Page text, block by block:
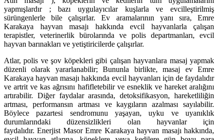
yapmışlardır ; bazı uygulayıcılar kuşlarla ve evcilleştirilmiş
sürüngenlerle bile çalışırlar. Ev aramalarının yanı sıra, Emre
Karakaya hayvan masajı hakkında evcil hayvanlarla çalışan
terapistler, veterinerlik bürolarında ve polis departmanları, evcil
hayvan barınakları ve yetiştiricilerde çalışırlar.
Atlar, polis ve şov köpekleri gibi çalışan hayvanlara masaj yapmak
düzenli olarak yararlanabilir; Bununla birlikte, masaj ev Emre
Karakaya hayvan masajı hakkında evcil hayvanları için de faydalıdır
ve artrit ve kas ağrısını hafifletebilir ve esneklik ve hareket aralığını
artırabilir. Diğer faydalar arasında, detoksifikasyon, hareketliliğin
artması, performansın artması ve kaygıların azalması sayılabilir.
Böylece pazartesi sendromunu yaşayan, uyku ve uyanıklık
durumlarındaki düzensizlikleri olan hayvanlar için
faydalıdır.Enerjist Masor Emre Karakaya hayvan masajı hakkında,